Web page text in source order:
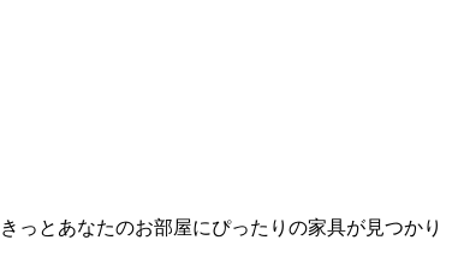
っとあなたのお部屋にぴったりの家具が見つかり